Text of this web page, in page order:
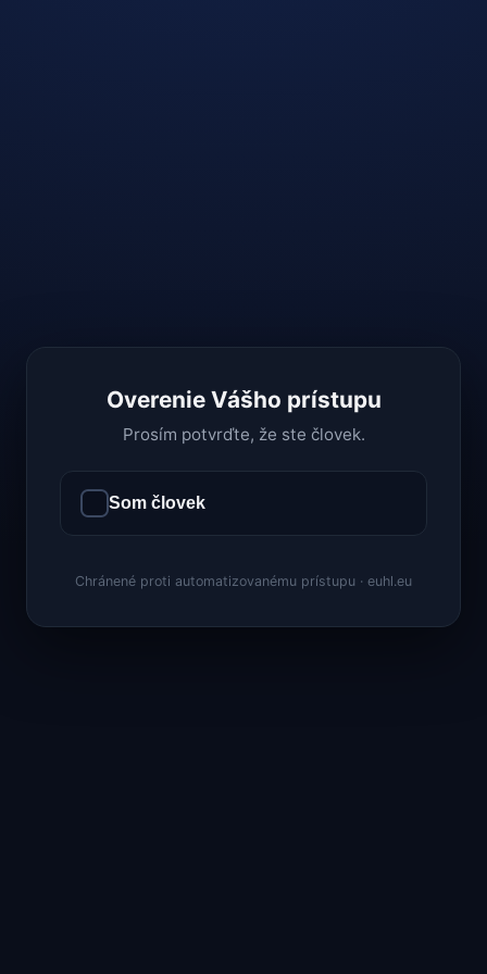
Overenie Vášho prístupu
Prosím potvrďte, že ste človek.
Som človek
Chránené proti automatizovanému prístupu · euhl.eu